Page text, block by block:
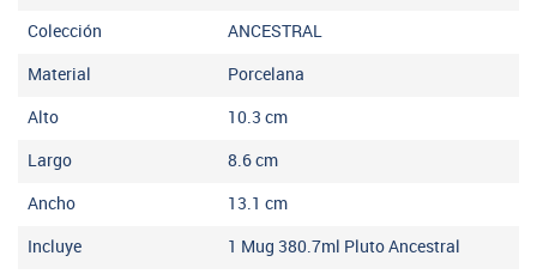
Colección ANCESTRAL
Material Porcelana
Alto 10.3 cm
Largo 8.6cm
Ancho 13.1 cm
Incluye 1 Mug 380.7ml Pluto Ancestral